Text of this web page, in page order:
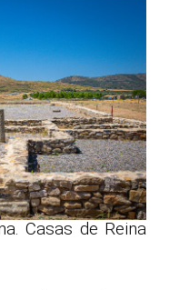
Casas de Reina